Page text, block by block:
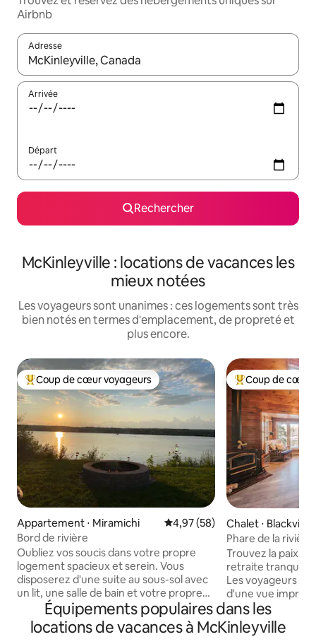
Airbnb
Adresse
Lorsque les résultats s'affichent, utilisez les flèches vers le
Arrivée
Départ
Rechercher
McKinleyville : locations de vacances les
mieux notées
Les voyageurs sont unanimes : ces logements sont très
bien notés en termes d'emplacement, de propreté et
plus encore.
Coups de cœur voyageurs les plus appréciés
Coup de cœur voyageurs
Appartement ⋅ Miramichi Évaluation moyenne sur la
4,97 (58)
Bord de rivière
Oubliez vos soucis dans votre propre
logement spacieux et serein. Vous
disposerez d'une suite au sous-sol avec
un lit, une salle de bain et votre propre
entrée. Que ce soit pour prendre votre
café sur la terrasse, regarder les
magnifiques couchers de soleil ou
Coups de cœur
Coup de cœur
Chalet ⋅ Blackville
Phare de la
Trouvez la paix
retraite tranquille
Les voyageurs
d'une vue
Miramichi depuis
suspendues.
café et d'un thé
Équipements populaires dans les
locations de vacances à McKinleyville